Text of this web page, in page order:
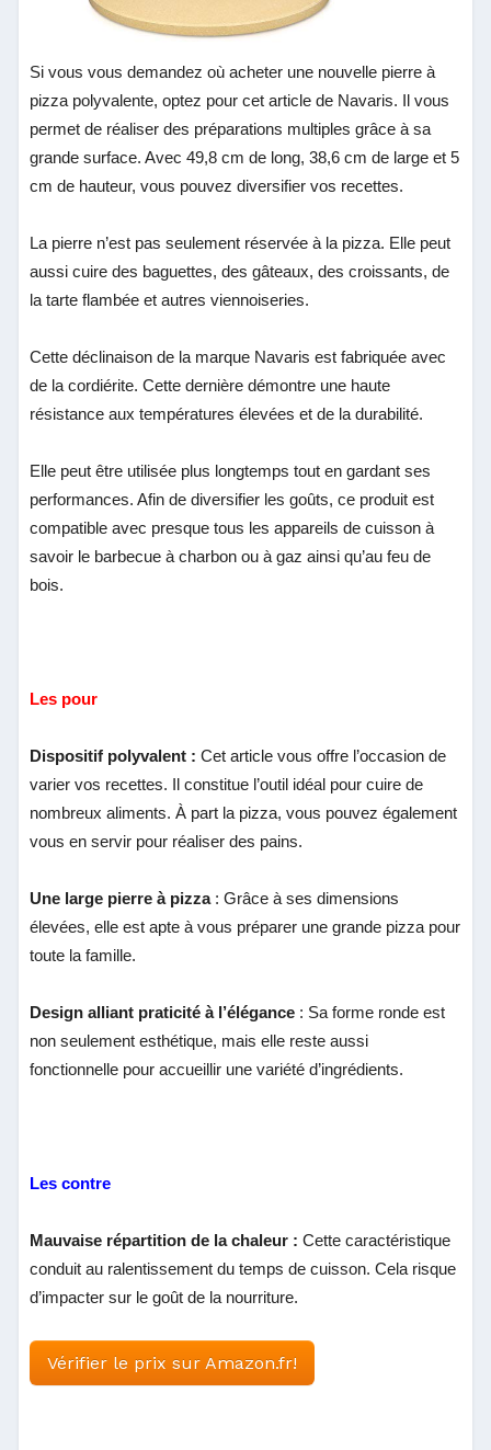
Si vous vous demandez où acheter une nouvelle pierre à
pizza polyvalente, optez pour cet article de Navaris. Il vous
permet de réaliser des préparations multiples grâce à sa
grande surface. Avec 49,8 cm de long, 38,6 cm de large et 5
cm de hauteur, vous pouvez diversifier vos recettes.
La pierre n’est pas seulement réservée à la pizza. Elle peut
aussi cuire des baguettes, des gâteaux, des croissants, de
la tarte flambée et autres viennoiseries.
Cette déclinaison de la marque Navaris est fabriquée avec
de la cordiérite. Cette dernière démontre une haute
résistance aux températures élevées et de la durabilité.
Elle peut être utilisée plus longtemps tout en gardant ses
performances. Afin de diversifier les goûts, ce produit est
compatible avec presque tous les appareils de cuisson à
savoir le barbecue à charbon ou à gaz ainsi qu’au feu de
bois.
Les pour
Dispositif polyvalent :Cet article vous offre l’occasion de
varier vos recettes. Il constitue l’outil idéal pour cuire de
nombreux aliments. À part la pizza, vous pouvez également
vous en servir pour réaliser des pains.
Une large pierre à pizza: Grâce à ses dimensions
élevées, elle est apte à vous préparer une grande pizza pour
toute la famille.
Design alliant praticité à l’élégance : Sa forme ronde est
non seulement esthétique, mais elle reste aussi
fonctionnelle pour accueillir une variété d’ingrédients.
Les contre
Mauvaise répartition de la chaleur :Cette caractéristique
conduit au ralentissement du temps de cuisson. Cela risque
d’impacter sur le goût de la nourriture.
Vérifier le prix sur Amazon.fr!